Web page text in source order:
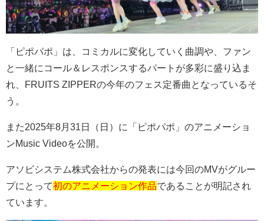
「ピポパポ」は、コミカルに変化していく曲調や、ファン
と一緒にコール＆レスポンスするパートが多彩に盛り込ま
れ、
FRUITS ZIPPERの今年のフェス定番曲となっているそ
う。
また2025年8 月 31 日（日）に「ピポパポ」のアニメーショ
ンMusic Videoを公開。
アソビシステム株式会社からの発表には今回のMVがグルー
プにとって初のアニメーション作品であることが明記され
ています。